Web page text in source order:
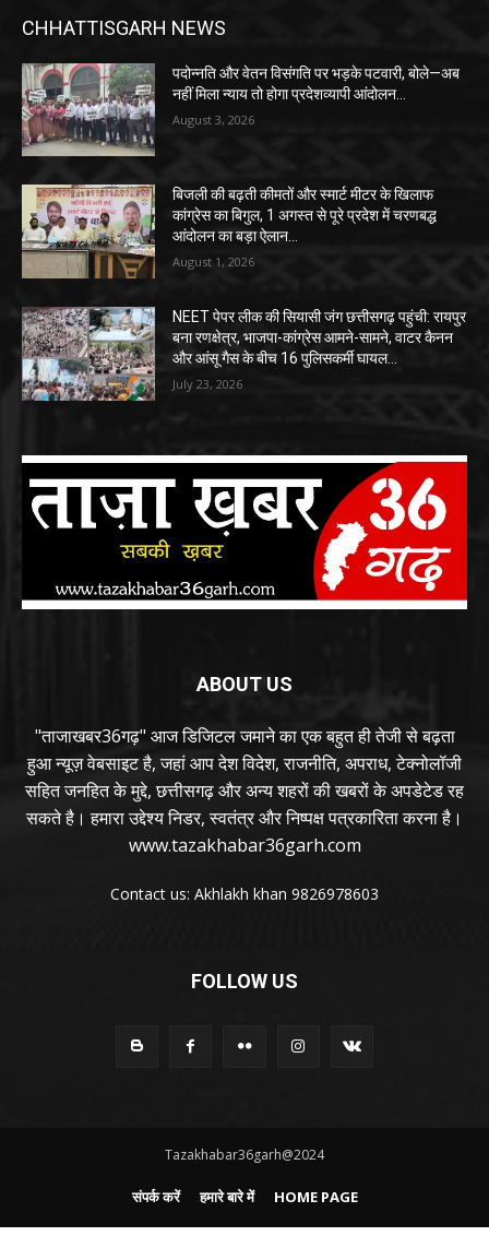
CHHATTISGARH NEWS
पदोन्नति और वेतन विसंगति पर भड़के पटवारी, बोले—अब
नहीं मिला न्याय तो होगा प्रदेशव्यापी आंदोलन…
August 3, 2026
बिजली की बढ़ती कीमतों और स्मार्ट मीटर के खिलाफ
कांग्रेस का बिगुल, 1 अगस्त से पूरे प्रदेश में चरणबद्ध
आंदोलन का बड़ा ऐलान…
August 1, 2026
NEET पेपर लीक की सियासी जंग छत्तीसगढ़ पहुंची: रायपुर
बना रणक्षेत्र, भाजपा-कांग्रेस आमने-सामने, वाटर कैनन
और आंसू गैस के बीच 16 पुलिसकर्मी घायल…
July 23, 2026
ABOUT US
"ताजाखबर36गढ़" आज डिजिटल जमाने का एक बहुत ही तेजी से बढ़ता
हुआ न्यूज़ वेबसाइट है, जहां आप देश विदेश, राजनीति, अपराध, टेक्नोलॉजी
सहित जनहित के मुद्दे, छत्तीसगढ़ और अन्य शहरों की खबरों के अपडेटेड रह
सकते है। हमारा उद्देश्य निडर, स्वतंत्र और निष्पक्ष पत्रकारिता करना है।
www.tazakhabar36garh.com
Contact us: Akhlakh khan 9826978603
FOLLOW US
Tazakhabar36garh@2024
संपर्क करें हमारे बारे में HOME PAGE